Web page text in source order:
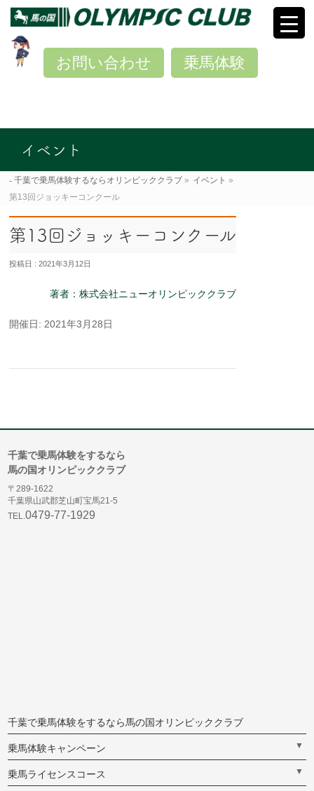
乗馬体験
お問い合わせ
イベント
千葉で乗馬体験するならオリンピッククラブ » イベント »
第13回ジョッキーコンクール
第13回ジョッキーコンクール
投稿日 : 2021年3月12日
著者：株式会社ニューオリンピッククラブ
開催日: 2021年3月28日
千葉で乗馬体験をするなら
馬の国オリンピッククラブ
〒289-1622
千葉県山武郡芝山町宝馬21-5
TEL.0479-77-1929
千葉で乗馬体験をするなら馬の国オリンピッククラブ
乗馬体験キャンペーン ▼
乗馬ライセンスコース ▼